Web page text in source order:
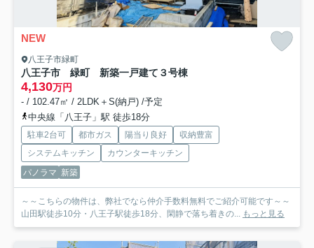
NEW
八王子市緑町
八王子市 緑町 新築一戸建て ３号棟
4,130万円
- / 102.47㎡ / 2LDK＋S(納戸) /予定
中央線「八王子」駅 徒歩18分
駐車2台可 都市ガス 陽当り良好
収納豊富
システムキッチン
カウンターキッチン
パノラマ 新築
～～こちらの物件は、弊社でなら仲介手数料無料でご紹介可能です～～
山田駅徒歩10分・八王子駅徒歩18分、閑静で落ち着きの...
もっと見る